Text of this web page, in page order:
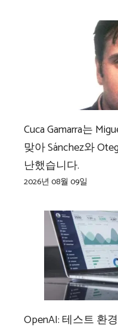
Cuca Gamarra는
맞아 Sánchez와
난했습니다.
2026년 08월 09일
OpenAI: 테스트 환